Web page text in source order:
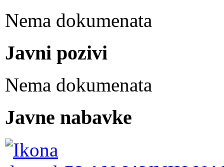
Nema dokumenata
Javni pozivi
Nema dokumenata
Javne nabavke